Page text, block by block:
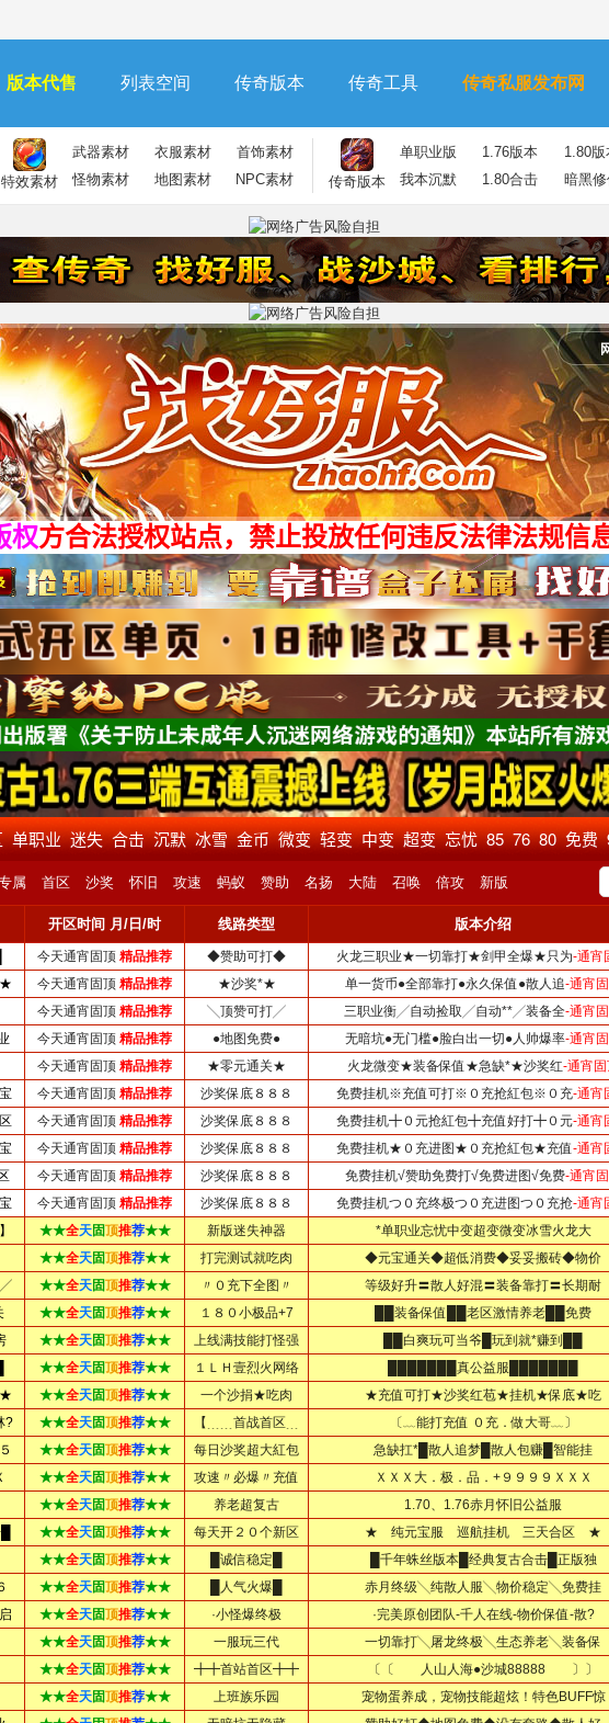
版本代售 列表空间 传奇版本 传奇工具 传奇私服发布网
特效素材
武器素材 衣服素材
首饰素材
怪物素材
地图素材 NPC素材 传奇版本
单职业版 1.76版本
1.80版
我本沉默
1.80合击 暗黑修